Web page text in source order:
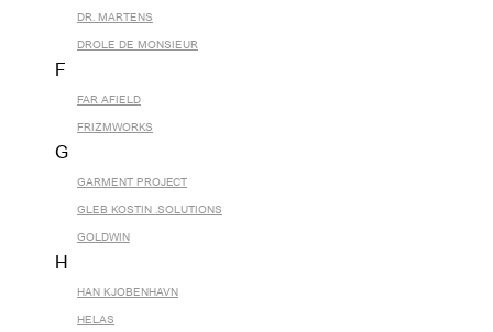
DR. MARTENS
DROLE DE MONSIEUR
F
FAR AFIELD
FRIZMWORKS
G
GARMENT PROJECT
GLEB KOSTIN .SOLUTIONS
GOLDWIN
H
HAN KJOBENHAVN
HELAS